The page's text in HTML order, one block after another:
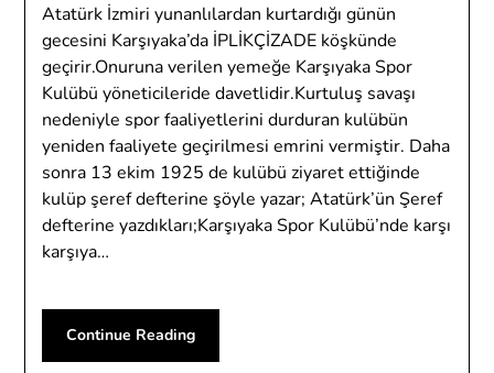
Atatürk İzmiri yunanlılardan kurtardığı günün
gecesini Karşıyaka’da İPLİKÇİZADE köşkünde
geçirir.Onuruna verilen yemeğe Karşıyaka Spor
Kulübü yöneticileride davetlidir.Kurtuluş savaşı
nedeniyle spor faaliyetlerini durduran kulübün
yeniden faaliyete geçirilmesi emrini vermiştir. Daha
sonra 13 ekim 1925 de kulübü ziyaret ettiğinde
kulüp şeref defterine şöyle yazar; Atatürk’ün Şeref
defterine yazdıkları;Karşıyaka Spor Kulübü’nde karşı
karşıya…
Continue Reading